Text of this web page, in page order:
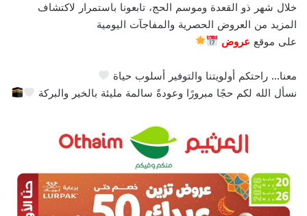
خلال شهر ذو القعدة وموسم الحج، تابعونا باستمرار لاكتشاف
المزيد من العروض الحصرية والمفاجآت اليومية
على موقع عروض
معنا… راحتكم أولويتنا والتوفير أسلوب حياة
نسأل الله لكم حجًا مبرورًا وعودةً سالمة مليئة بالخير والبركة